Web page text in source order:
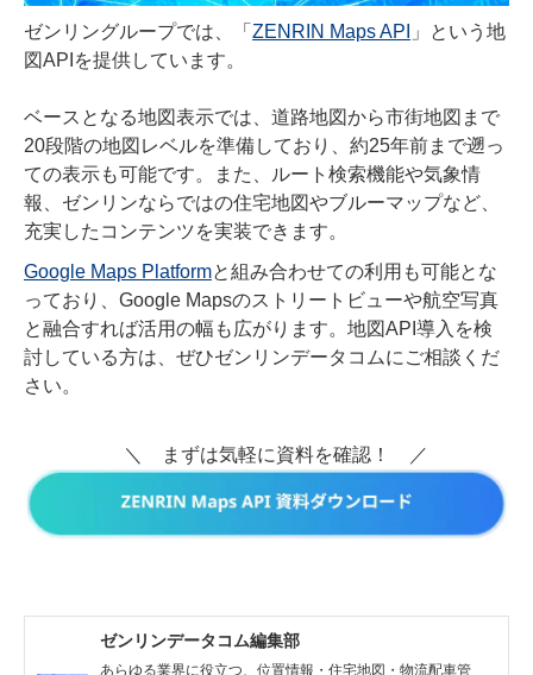
ゼンリングループでは、「 ZENRIN Maps API
」という地
図APIを提供しています。
ベースとなる地図表示では、道路地図から市街地図まで
20段階の地図レベルを準備しており、約25年前まで遡っ
ての表示も可能です。また、ルート検索機能や気象情
報、ゼンリンならではの住宅地図やブルーマップなど、
充実したコンテンツを実装できます。
Google Maps Platformと組み合わせての利用も可能とな
っており、Google Mapsのストリートビューや航空写真
と融合すれば活用の幅も広がります。地図API導入を検
討している方は、ぜひゼンリンデータコムにご相談くだ
さい。
＼ まずは気軽に資料を確認！ ／
ゼンリンデータコム編集部
あらゆる業界に役立つ、位置情報・住宅地図・物流配車管